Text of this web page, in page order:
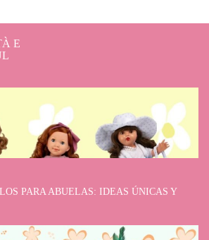
E
PARA ABUELAS: IDEAS ÚNICAS Y